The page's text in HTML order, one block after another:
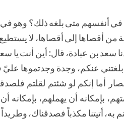
في أنفسهم متى بلغه ذلك؟ وهو
من أقصاها إلى أقصاها، لا
بن عبادة، قال: أين أنت يا
عنكم، وجدة وجدتموها
أما إنكم لو شئتم لقلتم
بإمكانه أن يهملهم، بإمكانه
مكذباً فصدقناك، وطريداً